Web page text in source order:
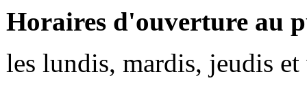
Horaires d'ouverture au
les lundis, mardis, jeudis et